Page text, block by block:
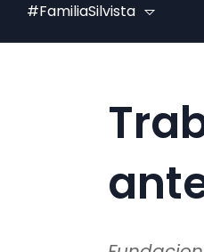
#FamiliaSilvista